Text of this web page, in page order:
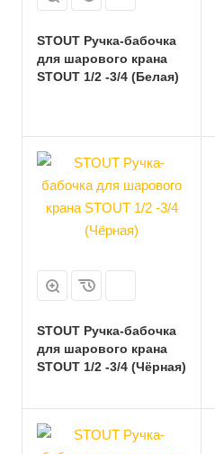
STOUT Ручка-бабочка
для шарового крана
STOUT 1/2 -3/4 (Белая)
STOUT Ручка-бабочка
для шарового крана
STOUT 1/2 -3/4 (Чёрная)